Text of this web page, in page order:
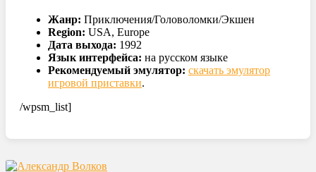
Жанр: Приключения/Головоломки/Экшен
Region: USA, Europe
Дата выхода: 1992
Язык интерфейса: на русском языке
Рекомендуемый эмулятор: скачать эмулятор
игровой приставки.
/wpsm_list]